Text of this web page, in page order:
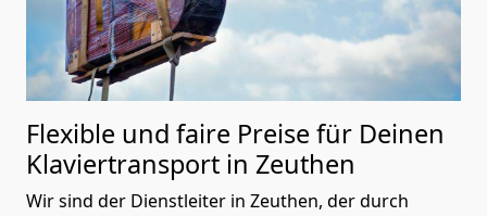
Flexible und faire Preise für Deinen
Klaviertransport in Zeuthen
Wir sind der Dienstleiter in Zeuthen, der durch